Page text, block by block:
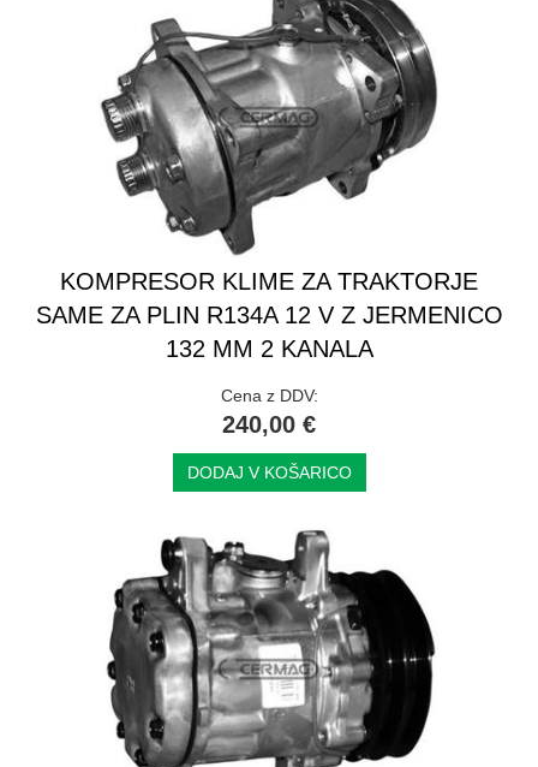
KOMPRESOR KLIME ZA TRAKTORJE
SAME ZA PLIN R134A 12 V Z JERMENICO
132 MM 2 KANALA
Cena z DDV:
240,00 €
DODAJ V KOŠARICO